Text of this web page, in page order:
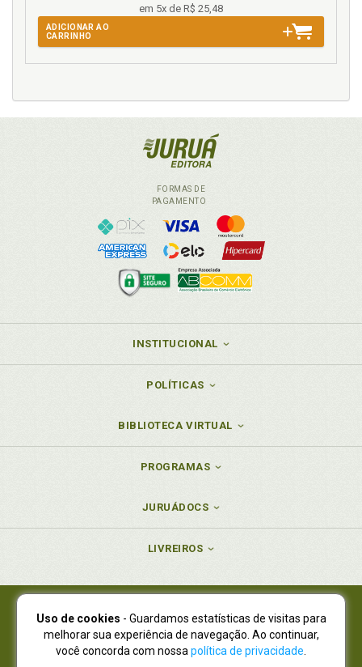
em 5x de R$ 25,48
ADICIONAR AO
CARRINHO
FORMAS DE
PAGAMENTO
INSTITUCIONAL
POLÍTICAS
BIBLIOTECA VIRTUAL
PROGRAMAS
JURUÁDOCS
LIVREIROS
Juruá Editora Ltda., CNPJ 77.535.508/0001-19
Juruá Informática Ltda., CNPJ 01.701.561/0001-80
NOVO ENDEREÇO:R. Flávio Dallegrave, 7665, São Lourenço |
Uso de cookies - Guardamos estatísticas de visitas para
melhorar sua experiência de navegação. Ao continuar,
você concorda com nossa política de privacidade